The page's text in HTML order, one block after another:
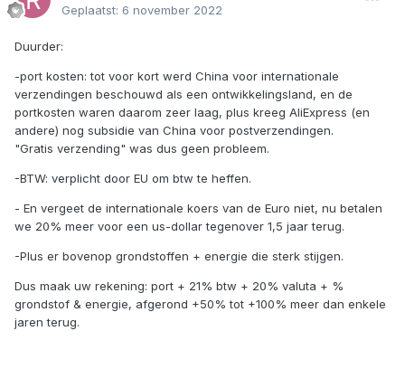
Geplaatst: 6 november 2022
Duurder:
-port kosten: tot voor kort werd China voor internationale
verzendingen beschouwd als een ontwikkelingsland, en de
portkosten waren daarom zeer laag, plus kreeg AliExpress (en
andere) nog subsidie van China voor postverzendingen.
"Gratis verzending" was dus geen probleem.
-BTW: verplicht door EU om btw te heffen.
- En vergeet de internationale koers van de Euro niet, nu betalen
we 20% meer voor een us-dollar tegenover 1,5 jaar terug.
-Plus er bovenop grondstoffen + energie die sterk stijgen.
Dus maak uw rekening: port + 21% btw + 20% valuta + %
grondstof & energie, afgerond +50% tot +100% meer dan enkele
jaren terug.